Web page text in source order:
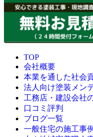
TOP
会社概要
本業を通した社会
法人向け塗装メン
工務店・建設会社
口コミ評判
ブログ一覧
一般住宅の施工事例